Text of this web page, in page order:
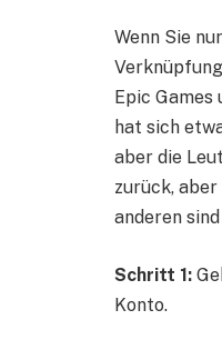
Wenn Sie
Epic
hat sich
aber die
zurück,
anderen
Schritt 1:
Konto.